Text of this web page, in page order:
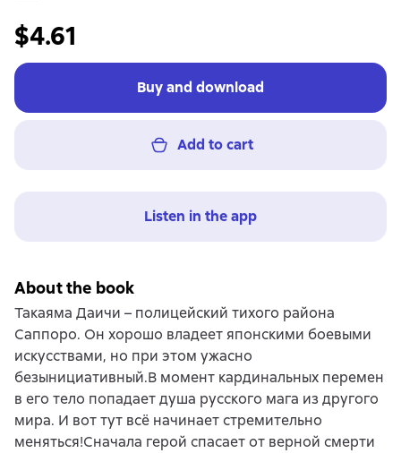
$4.61
Buy and download
Add to cart
Listen in the app
About the book
Такаяма Даичи – полицейский тихого района
Саппоро. Он хорошо владеет японскими боевыми
искусствами, но при этом ужасно
безынициативный.В момент кардинальных перемен
в его тело попадает душа русского мага из другого
мира. И вот тут всё начинает стремительно
меняться!Сначала герой спасает от верной смерти